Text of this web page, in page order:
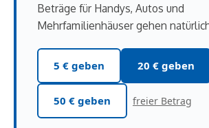
Beträge für Handys, Autos und
Mehrfamilienhäuser gehen
5 € geben 20 € geben
50 € geben freier Betrag